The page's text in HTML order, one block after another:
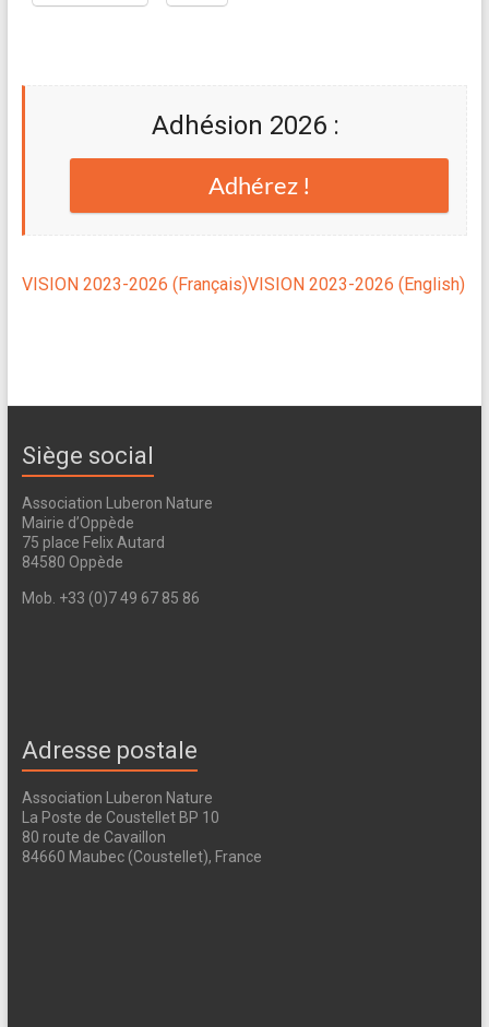
Adhésion 2026 :
Adhérez !
VISION 2023-2026 (Français)VISION 2023-2026 (English)
Siège social
Association Luberon Nature
Mairie d’Oppède
75 place Felix Autard
84580 Oppède
Mob. +33 (0)7 49 67 85 86
Adresse postale
Association Luberon Nature
La Poste de Coustellet BP 10
80 route de Cavaillon
84660 Maubec (Coustellet), France